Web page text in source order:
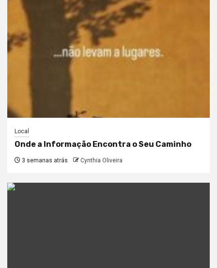
Local
Onde a Informação Encontra o Seu Caminho
3 semanas atrás Cynthia Oliveira